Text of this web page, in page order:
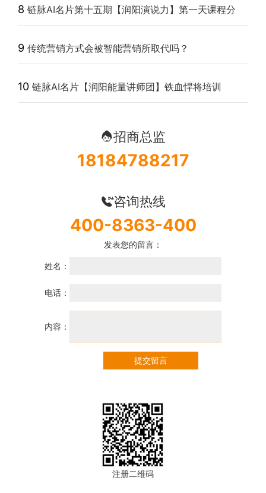
8 链脉AI名片第十五期【润阳演说力】第一天课程分
9 传统营销方式会被智能营销所取代吗？
10 链脉AI名片【润阳能量讲师团】铁血悍将培训
招商总监
18184788217
咨询热线
400-8363-400
发表您的留言：
姓名：
电话：
内容：
提交留言
注册二维码